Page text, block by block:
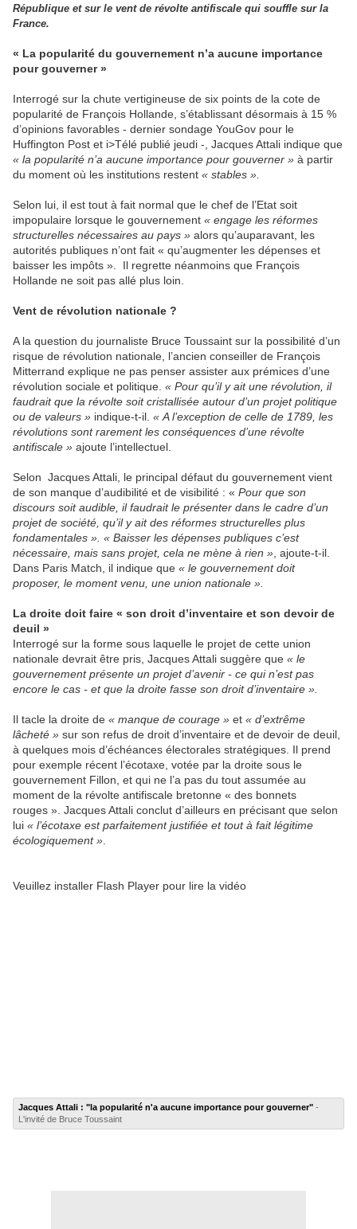
République et sur le vent de révolte antifiscale qui souffle sur la
France.
« La popularité du gouvernement n’a aucune importance
pour gouverner »
Interrogé sur la chute vertigineuse de six points de la cote de
popularité de François Hollande, s’établissant désormais à 15 %
d’opinions favorables - dernier sondage YouGov pour le
Huffington Post et i>Télé publié jeudi -, Jacques Attali indique que
« la popularité n’a aucune importance pour gouverner » à partir
du moment où les institutions restent « stables ».
Selon lui, il est tout à fait normal que le chef de l’Etat soit
impopulaire lorsque le gouvernement « engage les réformes
structurelles nécessaires au pays » alors qu’auparavant, les
autorités publiques n’ont fait « qu’augmenter les dépenses et
baisser les impôts ». Il regrette néanmoins que François
Hollande ne soit pas allé plus loin.
Vent de révolution nationale ?
A la question du journaliste Bruce Toussaint sur la possibilité d’un
risque de révolution nationale, l’ancien conseiller de François
Mitterrand explique ne pas penser assister aux prémices d’une
révolution sociale et politique. « Pour qu’il y ait une révolution, il
faudrait que la révolte soit cristallisée autour d’un projet politique
ou de valeurs » indique-t-il. « A l’exception de celle de 1789, les
révolutions sont rarement les conséquences d’une révolte
antifiscale » ajoute l’intellectuel.
Selon Jacques Attali, le principal défaut du gouvernement vient
de son manque d’audibilité et de visibilité : « Pour que son
discours soit audible, il faudrait le présenter dans le cadre d’un
projet de société, qu’il y ait des réformes structurelles plus
fondamentales ». « Baisser les dépenses publiques c’est
nécessaire, mais sans projet, cela ne mène à rien » , ajoute-t-il.
Dans Paris Match, il indique que « le gouvernement doit
proposer, le moment venu, une union nationale ».
La droite doit faire « son droit d’inventaire et son devoir de
deuil »
Interrogé sur la forme sous laquelle le projet de cette union
nationale devrait être pris, Jacques Attali suggère que « le
gouvernement présente un projet d’avenir - ce qui n’est pas
encore le cas - et que la droite fasse son droit d’inventaire ».
Il tacle la droite de « manque de courage » et « d’extrême
lâcheté » sur son refus de droit d’inventaire et de devoir de deuil,
à quelques mois d’échéances électorales stratégiques. Il prend
pour exemple récent l’écotaxe, votée par la droite sous le
gouvernement Fillon, et qui ne l’a pas du tout assumée au
moment de la révolte antifiscale bretonne « des bonnets
rouges ». Jacques Attali conclut d’ailleurs en précisant que selon
lui « l’écotaxe est parfaitement justifiée et tout à fait légitime
écologiquement »
Veuillez installer Flash Player pour lire la vidéo
Jacques Attali : "la popularité n'a aucune importance pour gouverner" -
L'invité de Bruce Toussaint